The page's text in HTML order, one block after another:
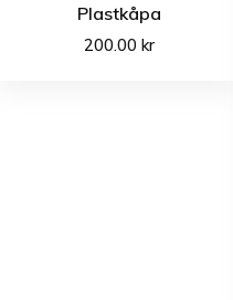
Plastkåpa
200.00kr